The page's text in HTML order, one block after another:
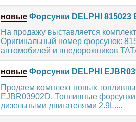
новые Форсунки DELPHI 815023
На продажу выставляется
Оригинальный номер форсунок:
автомобилей и внедорожников
новые Форсунки DELPHI
Продаем комплект новых
EJBR03902D. Топливные
дизельными двигателями 2.9L....